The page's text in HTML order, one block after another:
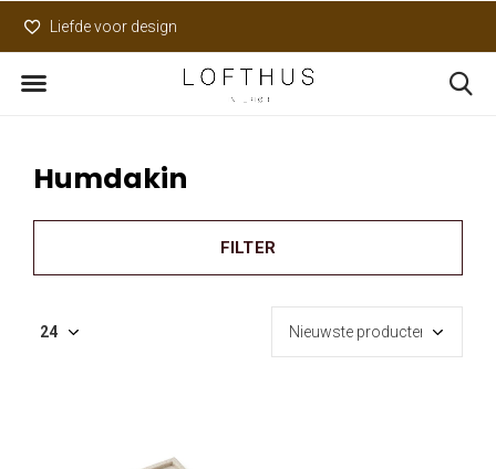
Liefde voor design
Humdakin
FILTER